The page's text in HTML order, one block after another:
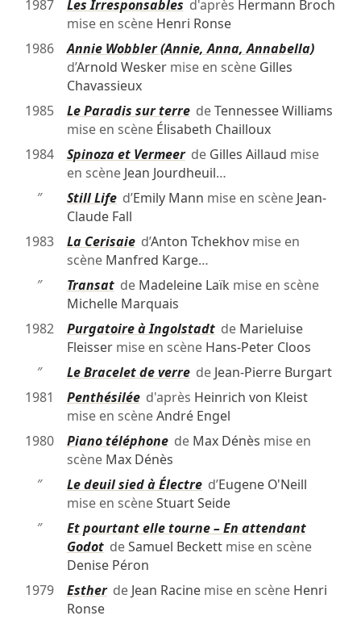
1987 Les Irresponsables d'après Hermann Broch
mise en scène Henri Ronse
1986
Annie Wobbler (Annie, Anna, Annabella)
d’Arnold Weskermise en scène Gilles
Chavassieux
1985
Le Paradis sur terredeTennessee Williams
mise en scène Élisabeth Chailloux
1984
Spinoza et Vermeerde Gilles Aillaud mise
en scène Jean Jourdheuil…
″
Still Lifed’Emily Mann mise en scène Jean-
Claude Fall
1983
La Cerisaied’Anton Tchekhovmise en
scène Manfred Karge…
″
Transatde Madeleine Laïk mise en scène
Michelle Marquais
1982
Purgatoire à Ingolstadtde Marieluise
Fleissermise en scène Hans-Peter Cloos
″
Le Bracelet de verrede Jean-Pierre Burgart
1981
Penthésiléed'après Heinrich von Kleist
mise en scèneAndré Engel
1980
Piano téléphonede Max Dénès mise en
scène Max Dénès
″
Le deuil sied à Électred’Eugene O'Neill
mise en scèneStuart Seide
″
Et pourtant elle tourne – En attendant
GodotdeSamuel Beckettmise en scène
Denise Péron
1979
Estherde Jean Racinemise en scène Henri
Ronse